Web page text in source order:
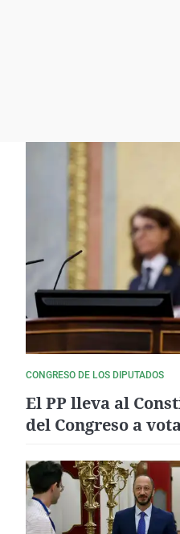
CONGRESO DE LOS DIPUTADOS
El PP lleva al
del Congreso a